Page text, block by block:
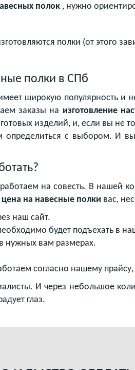
полок , нужно
полки (от этого
полки в СПб
широкую популярность и
заказы на изготовление
изделий, и, если вы не
с выбором. И
на совесть. В нашей
цена на навесные полки вас,
наш сайт.
будет подъехать в
нужных вам размерах.
согласно нашему прайсу,
И через небольшое
глаз.